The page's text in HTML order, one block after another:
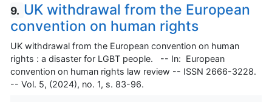
9. UK withdrawal from the European
convention on human rights
UK withdrawal from the European convention on human
rights : a disaster for LGBT people. -- In: European
convention on human rights law review -- ISSN 2666-3228.
-- Vol. 5, (2024), no. 1, s. 83-96.